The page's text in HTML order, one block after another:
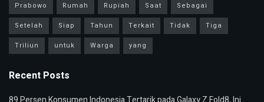
Prabowo
Rumah Rupiah Saat
Sebagai
Setelah
Siap Tahun Terkait Tidak
Tiga
Triliun
untuk Warga yang
Recent Posts